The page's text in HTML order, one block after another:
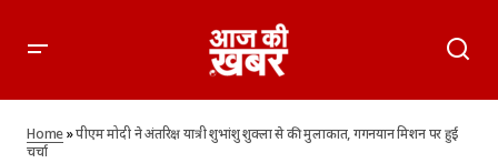
पर हुई चर्चा
Home»पीएम मोदी ने अंतरिक्ष यात्री शुभांशु शुक्ला से की मुलाकात, गगनयान मिशन पर हुई
चर्चा